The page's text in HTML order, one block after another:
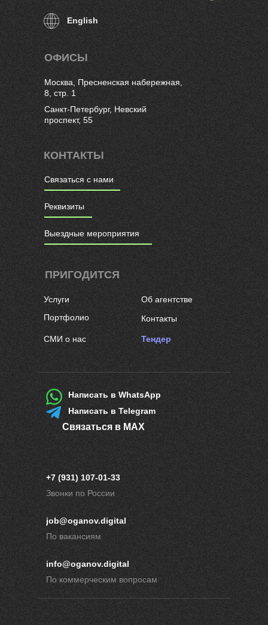
English
Связаться с нами
Реквизиты
Выездные мероприятия
КОНТАКТЫ
+7 (931) 107-01-33
Звонки по России
job@oganov.digital
По вакансиям
info@oganov.digital
По коммерческим вопросам
Услуги
Портфолио
Об агентстве
СМИ о нас
ПРИГОДИТСЯ
Контакты
Тендер
ОФИСЫ
Москва, Пресненская набережная,
8, стр. 1
Санкт-Петербург, Невский
проспект, 55
Написать в WhatsApp
Написать в Telegram
Связаться в MAX